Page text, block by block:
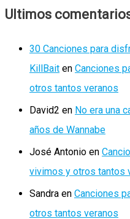
Ultimos
30 Canciones para
KillBait en Canciones
otros tantos veranos
David2 en No era una
años de Wannabe
José Antonio en
vivimos y otros tantos
Sandra en Canciones
otros tantos veranos